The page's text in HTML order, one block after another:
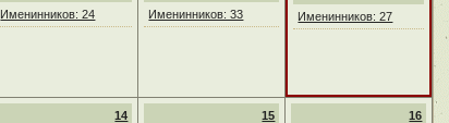
Именинников: 24
Именинников: 33
Именинников: 27
14
15
16